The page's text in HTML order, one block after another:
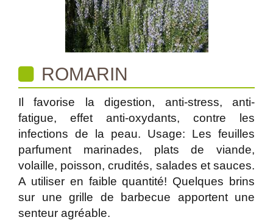
ROMARIN
Il favorise la digestion, anti-stress, anti-
fatigue, effet anti-oxydants, contre les
infections de la peau. Usage: Les feuilles
parfument marinades, plats de viande,
volaille, poisson, crudités, salades et sauces.
A utiliser en faible quantité! Quelques brins
sur une grille de barbecue apportent une
senteur agréable.